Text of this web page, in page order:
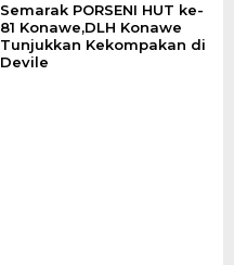
Semarak PORSENI HUT ke-
81 Konawe,DLH Konawe
Tunjukkan Kekompakan di
Devile